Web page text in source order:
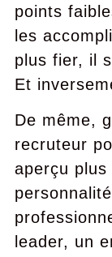
points
les
plus fier, il
Et
De même,
recruteur
aperçu
leader, un